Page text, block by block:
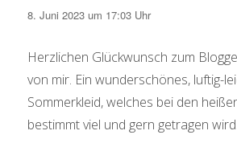
8. Juni 2023 um 17:03 Uhr
Herzlichen Glückwunsch zum
von mir. Ein wunderschönes, luftig-
Sommerkleid, welches bei den
bestimmt viel und gern getragen